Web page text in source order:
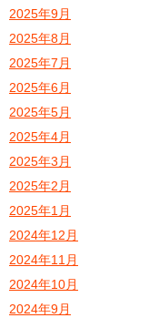
2025年9月
2025年8月
2025年7月
2025年6月
2025年5月
2025年4月
2025年3月
2025年2月
2025年1月
2024年12月
2024年11月
2024年10月
2024年9月